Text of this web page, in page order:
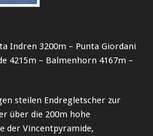
Indren 3200m – Punta Giordani
4215m – Balmenhorn 4167m –
steilen Endregletscher zur
über die 200m hohe
der Vincentpyramide,